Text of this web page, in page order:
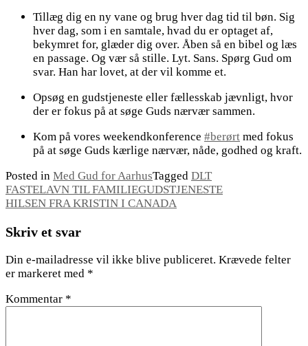
Tillæg dig en ny vane og brug hver dag tid til bøn. Sig
hver dag, som i en samtale, hvad du er optaget af,
bekymret for, glæder dig over. Åben så en bibel og læs
en passage. Og vær så stille. Lyt. Sans. Spørg Gud om
svar. Han har lovet, at der vil komme et.
Opsøg en gudstjeneste eller fællesskab jævnligt, hvor
der er fokus på at søge Guds nærvær sammen.
Kom på vores weekendkonference #berørt med fokus
på at søge Guds kærlige nærvær, nåde, godhed og kraft.
Posted in Med Gud for AarhusTagged DLT
Indlægsnavigation
FASTELAVN TIL FAMILIEGUDSTJENESTE
HILSEN FRA KRISTIN I CANADA
Skriv et svar
Din e-mailadresse vil ikke blive publiceret. Krævede felter
er markeret med *
Kommentar *